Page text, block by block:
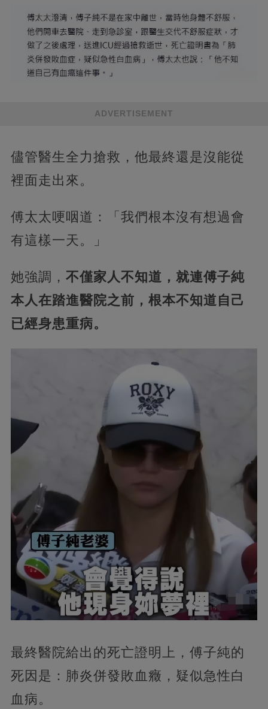
ADVERTISEMENT
儘管醫生全力搶救，他最終還是沒能從
裡面走出來。
傅太太哽咽道：「我們根本沒有想過會
有這樣一天。」
她強調， 不僅家人不知道，就連傅子純
本人在踏進醫院之前，根本不知道自己
已經身患重病。
最終醫院給出的死亡證明上，傅子純的
死因是：肺炎併發敗血癥，疑似急性白
血病。